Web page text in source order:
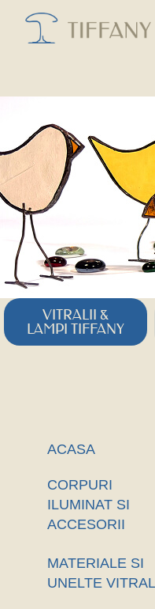
VITRALII &
LAMPI TIFFANY
ACASA
CORPURI
ILUMINAT SI
ACCESORII
MATERIALE SI
UNELTE